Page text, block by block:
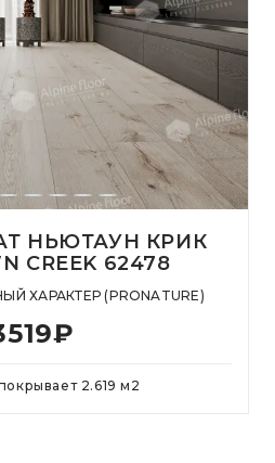
НЬЮТАУН КРИК
CREEK 62478
ХАРАКТЕР (PRONATURE)
₽
2.619 м 2